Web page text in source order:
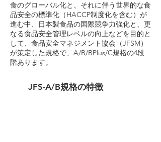
食のグローバル化と、それに伴う世界的な食
品安全の標準化（HACCP制度化を含む）が
進む中、日本製食品の国際競争力強化と、更
なる食品安全管理レベルの向上などを目的と
して、食品安全マネジメント協会（JFSM）
が策定した規格で、A/B/BPlus/C規格の4段
階あります。
JFS-A/B規格の特徴